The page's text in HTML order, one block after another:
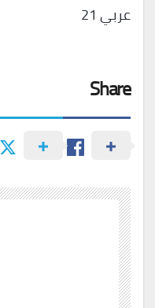
عربي 21
Share